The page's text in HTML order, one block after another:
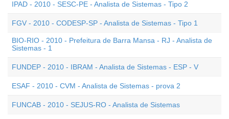
IPAD - 2010 - SESC-PE - Analista de Sistemas - Tipo 2
FGV - 2010 - CODESP-SP - Analista de Sistemas - Tipo 1
BIO-RIO - 2010 - Prefeitura de Barra Mansa - RJ - Analista de
Sistemas - 1
FUNDEP - 2010 - IBRAM - Analista de Sistemas - ESP - V
ESAF - 2010 - CVM - Analista de Sistemas - prova 2
FUNCAB - 2010 - SEJUS-RO - Analista de Sistemas